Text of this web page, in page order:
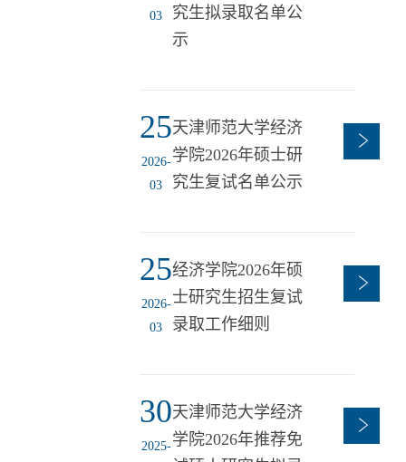
03
究生拟录取名单公
示
25
2026-
03
天津师范大学经济
学院2026年硕士研
究生复试名单公示
25
2026-
03
经济学院2026年硕
士研究生招生复试
录取工作细则
30
2025-
天津师范大学经济
学院2026年推荐免